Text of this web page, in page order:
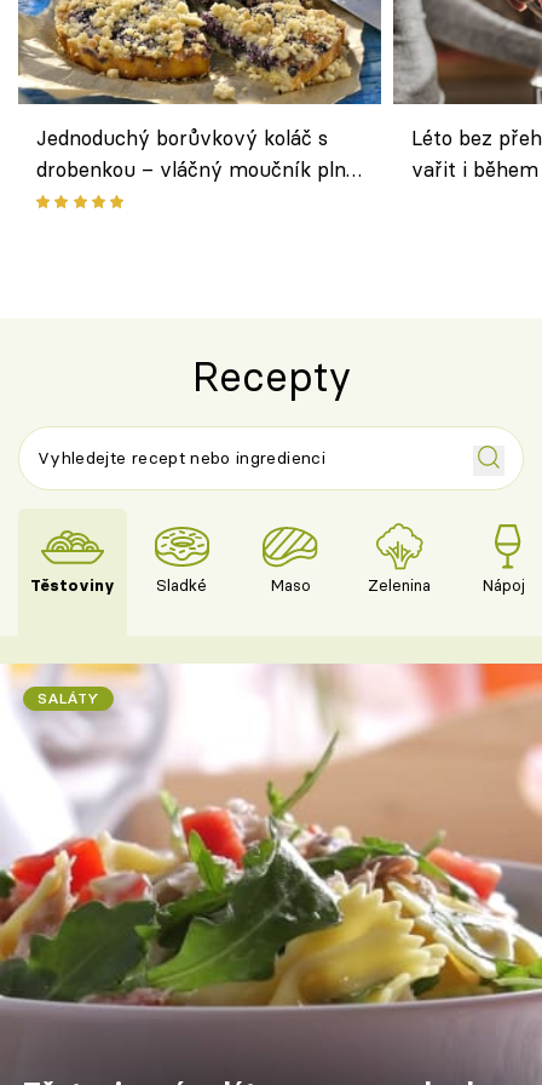
Jednoduchý borůvkový koláč s
drobenkou – vláčný moučník plný
ovoce
Léto bez
vařit i
Recepty
Těstoviny Sladké Maso Zelenina Nápoje
SALÁTY